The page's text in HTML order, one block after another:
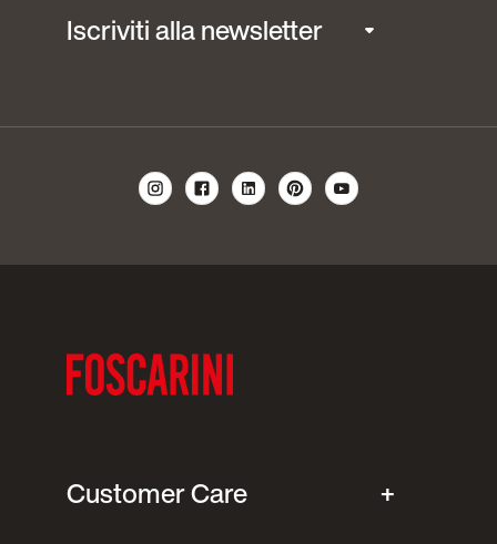
Iscriviti alla newsletter
Customer Care